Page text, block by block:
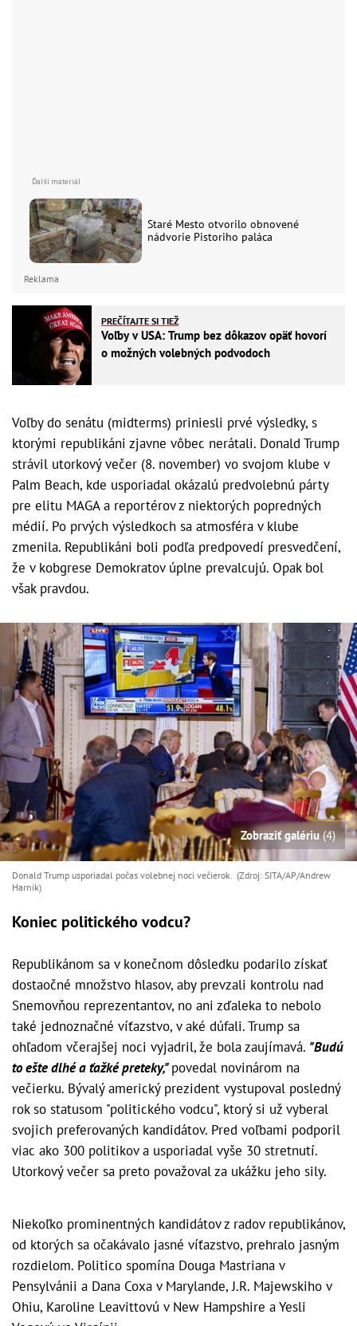
Staré Mesto otvorilo obnovené
nádvorie Pistoriho paláca
Reklama
PREČÍTAJTE SI TIEŽ
Voľby v USA: Trump bez dôkazov opäť hovorí
o možných volebných podvodoch
Voľby do senátu (midterms) priniesli prvé výsledky, s
ktorými republikáni zjavne vôbec nerátali. Donald Trump
strávil utorkový večer (8. november) vo svojom klube v
Palm Beach, kde usporiadal okázalú predvolebnú párty
pre elitu MAGA a reportérov z niektorých popredných
médií. Po prvých výsledkoch sa atmosféra v klube
zmenila. Republikáni boli podľa predpovedí presvedčení,
že v kobgrese Demokratov úplne prevalcujú. Opak bol
však pravdou.
Zobraziť galériu(4)
Donald Trump usporiadal počas volebnej noci večierok. (Zdroj: SITA/AP/Andrew
Harnik)
Koniec politického vodcu?
Republikánom sa v konečnom dôsledku podarilo získať
dostaočné množstvo hlasov, aby prevzali kontrolu nad
Snemovňou reprezentantov, no ani zďaleka to nebolo
také jednoznačné víťazstvo, v aké dúfali. Trump sa
ohľadom včerajšej noci vyjadril, že bola zaujímavá. "Budú
to ešte dlhé a ťažké preteky,"povedal novinárom na
večierku. Bývalý americký prezident vystupoval posledný
rok so statusom "politického vodcu", ktorý si už vyberal
svojich preferovaných kandidátov. Pred voľbami podporil
viac ako 300 politikov a usporiadal vyše 30 stretnutí.
Utorkový večer sa preto považoval za ukážku jeho sily.
Niekoľko prominentných kandidátov z radov republikánov,
od ktorých sa očakávalo jasné víťazstvo, prehralo jasným
rozdielom. Politico spomína Douga Mastriana v
Pensylvánii a Dana Coxa v Marylande, J.R. Majewskiho v
Ohiu, Karoline Leavittovú v New Hampshire a Yesli